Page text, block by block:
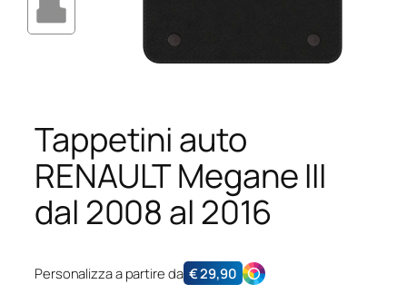
Tappetini auto
RENAULT Megane III
dal 2008 al 2016
Personalizza a partire da €29,90